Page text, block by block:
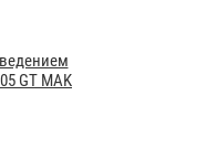
GT MAK